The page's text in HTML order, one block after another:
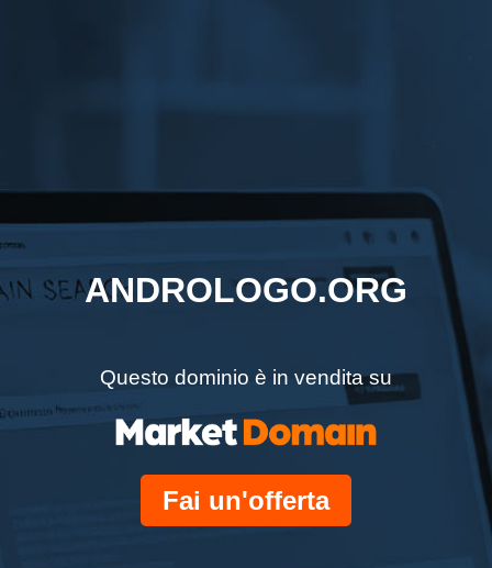
ANDROLOGO.ORG
Questo dominio è in vendita su
Fai un'offerta